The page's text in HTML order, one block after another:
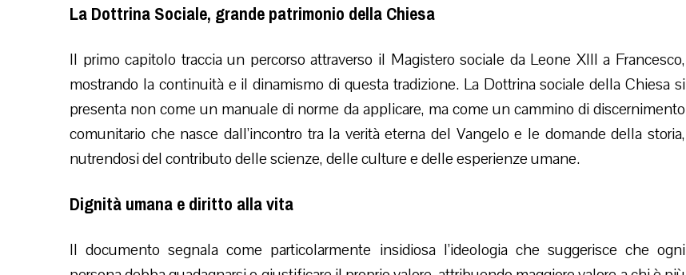
La Dottrina Sociale, grande patrimonio della Chiesa
Il primo capitolo traccia un percorso attraverso il Magistero sociale da Leone XIII a Francesco,
mostrando la continuità e il dinamismo di questa tradizione. La Dottrina sociale della Chiesa si
presenta non come un manuale di norme da applicare, ma come un cammino di discernimento
comunitario che nasce dall’incontro tra la verità eterna del Vangelo e le domande della storia,
nutrendosi del contributo delle scienze, delle culture e delle esperienze umane.
Dignità umana e diritto alla vita
Il documento segnala come particolarmente insidiosa l’ideologia che suggerisce che ogni